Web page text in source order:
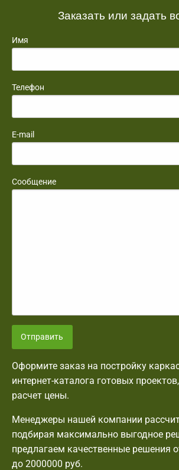
Заказать или задать
Имя
Телефон
E-mail
Сообщение
Отправить
Оформите заказ на постройку
интернет-каталога готовых
расчет цены.
Менеджеры нашей компании
подбирая максимально выгодное
предлагаем качественные решения
до 2000000 руб.